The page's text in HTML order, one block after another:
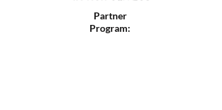
Partner
Program: